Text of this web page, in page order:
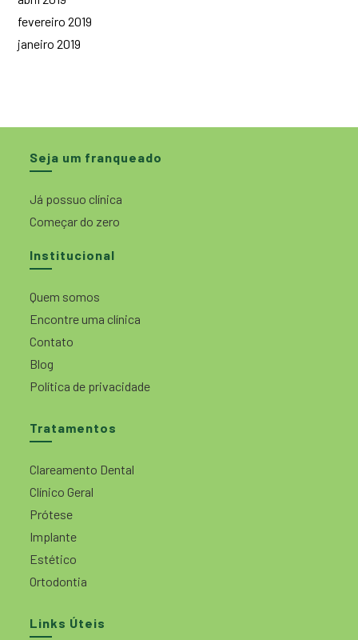
fevereiro 2019
janeiro 2019
Seja um franqueado
Já possuo clínica
Começar do zero
Institucional
Quem somos
Encontre uma clínica
Contato
Blog
Política de privacidade
Tratamentos
Clareamento Dental
Clínico Geral
Prótese
Implante
Estético
Ortodontia
Links Úteis